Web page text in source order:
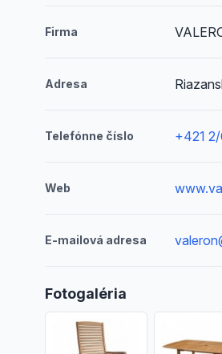
Firma
Adresa
Telefónne číslo +421
Web
E-mailová adresa
Fotogaléria